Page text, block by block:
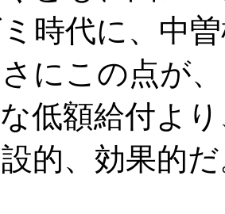
時代に、中
にこの点が
低額給付よ
的、効果的